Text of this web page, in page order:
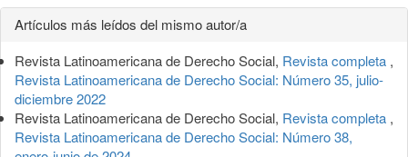
Detalles
del
artículo
Artículos más leídos del mismo autor/a
Revista Latinoamericana de Derecho Social, Revista completa ,
Revista Latinoamericana de Derecho Social: Número 35, julio-
diciembre 2022
Revista Latinoamericana de Derecho Social, Revista completa ,
Revista Latinoamericana de Derecho Social: Número 38,